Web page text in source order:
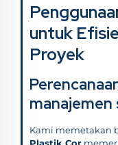
untuk
Proyek
manajemen
Kami memetakan